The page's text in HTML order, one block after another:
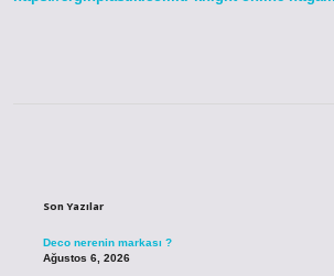
Son Yazılar
Deco nerenin markası ?
Ağustos 6, 2026